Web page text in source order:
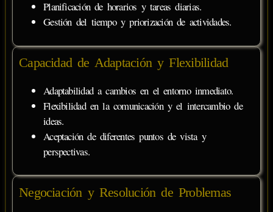
Planificación de horarios y tareas diarias.
Gestión del tiempo y priorización de actividades.
Capacidad de Adaptación y Flexibilidad
Adaptabilidad a cambios en el entorno inmediato.
Flexibilidad en la comunicación y el intercambio de
ideas.
Aceptación de diferentes puntos de vista y
perspectivas.
Negociación y Resolución de Problemas